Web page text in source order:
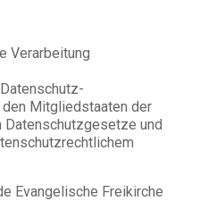
Verarbeitung
den Mitgliedstaaten der
Datenschutzgesetze und
Evangelische Freikirche